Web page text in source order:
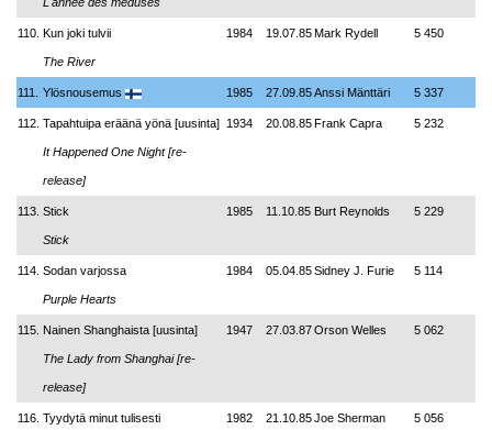
110. Kun joki tulvii
The River
1984 19.07.85Mark Rydell 5 450
111. Ylösnousemus 1985 27.09.85Anssi Mänttäri 5 337
112. Tapahtuipa eräänä yönä [uusinta]
It Happened One Night [re-
release]
1934 20.08.85Frank Capra 5 232
113. Stick
Stick
1985 11.10.85 Burt Reynolds 5 229
114. Sodan varjossa
Purple Hearts
1984 05.04.85Sidney J. Furie 5 114
115. Nainen Shanghaista [uusinta]
The Lady from Shanghai [re-
release]
1947 27.03.87Orson Welles 5 062
116. Tyydytä minut tulisesti 1982 21.10.85Joe Sherman 5 056